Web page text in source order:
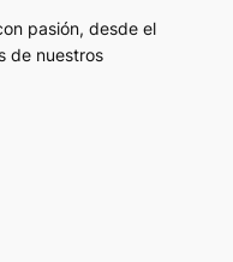
pasión, desde el
de nuestros